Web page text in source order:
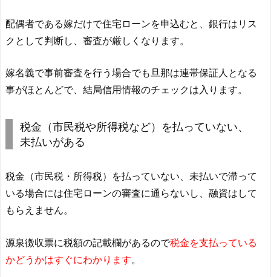
配偶者である嫁だけで住宅ローンを申込むと、銀行はリス
クとして判断し、審査が厳しくなります。
嫁名義で事前審査を行う場合でも旦那は連帯保証人となる
事がほとんどで、結局信用情報のチェックは入ります。
税金（市民税や所得税など）を払っていない、
未払いがある
税金（市民税・所得税）を払っていない、未払いで滞って
いる場合には住宅ローンの審査に通らないし、融資はして
もらえません。
源泉徴収票に税額の記載欄があるので税金を支払っている
かどうかはすぐにわかります。